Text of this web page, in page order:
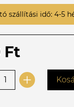
szállítási idő: 4-5
Ft